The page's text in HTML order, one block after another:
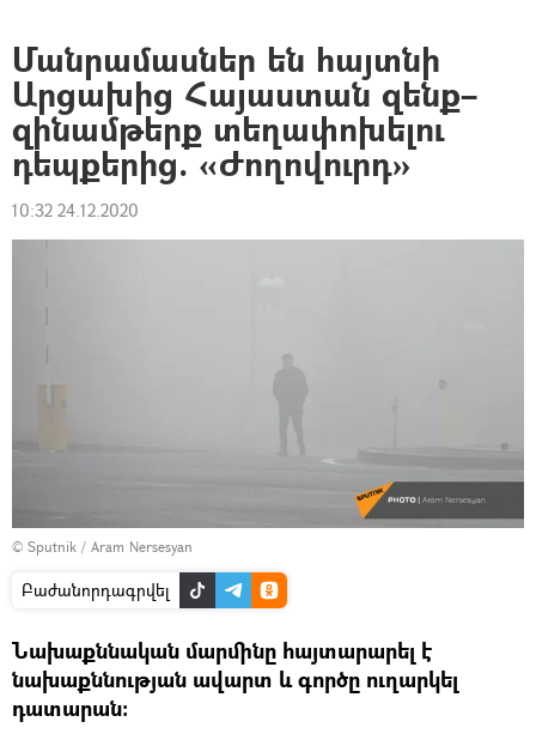
Մանրամասներ են հայտնի
Արցախից Հայաստան զենք–
զինամթերք տեղափոխելու
դեպքերից. «Ժողովուրդ»
10:32 24.12.2020
© Sputnik / Aram Nersesyan
Բաժանորդագրվել
Նախաքննական մարմինը հայտարարել է
նախաքննության ավարտ և գործը ուղարկել
դատարան: